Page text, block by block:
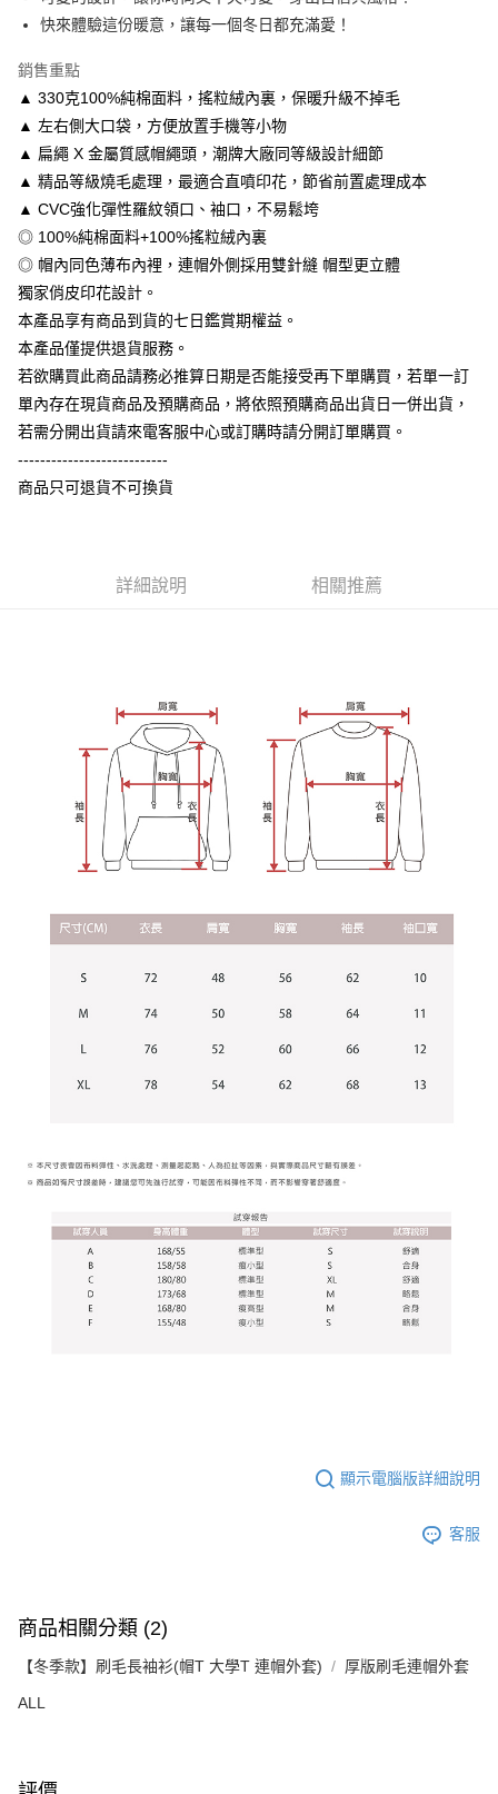
匯豐（台灣）商業銀行
華泰商業銀行
聯邦商業銀行
遠東國際商業銀行
元大商業銀行
台新國際商業銀行
中國信託商業銀行
台灣樂天信用卡公司
臺灣中小企業銀行
台中商業銀行
聯邦商業銀行
元大商業銀行
永豐商業銀行
玉山商業銀行
星展（台灣）商業銀行
中國信託商業銀行
台灣樂天信用卡公司
上海商業儲蓄銀行
台北富邦商業銀行
國泰世華商業銀行
兆豐國際商業銀行
匯豐（台灣）商業銀行
聯邦商業銀行
遠東國際商業銀行
元大商業銀行
永豐商業銀行
玉山商業銀行
星展（台灣）商業銀行
台新國際商業銀行
中國信託商業銀行
LINE Pay
街口支付
悠遊付
Google Pay
全盈+PAY
大哥付你分期
相關說明
1.本服務由台灣大哥大提供，台灣大哥大用戶可立即使用無須另外申請。
2.付款方式選擇「大哥付你分期」，訂單成立後會自動跳轉到大哥付的交易
流程，驗證手機門號後，選擇欲分期的期數、繳款截止日，確認付款後即完
成交易。
3.實際核准額度、可分期數及費用金額請依後續交易確認頁面所載為準。
4.訂單成立30分鐘內，如未前往確認交易或遇審核未通過，訂單將自動取
【繳款方式說明】
資料（包含姓名、電話或地址）提供予台灣大哥大進項蒐集、處理及利用，
由本公司與您本人進行分期帳單所需資料之確認、核對及更正。
3.完整用戶服務條款，請詳閱以下連結：
https://oppay.tw/userRule
AFTEE先享後付
相關說明
【關於「AFTEE先享後付」】
AFTEE先享後付是「在收到商品之後才付款」的支付方式。 讓您購物簡單
１．簡單：不需註冊會員、不需綁卡、不需儲值。
２．便利：只要手機號碼，簡訊認證，即可結帳。
３．安心：先確認商品／服務後，再付款。
２．訂單成立數日內，您將收到繳費通知簡訊。
３．收到繳費通知簡訊後14天內，點擊此簡訊中的連結，可透過四大超商／
※ 交易是否成功請以「AFTEE先享後付 」之結帳頁面顯示為準，若有關於
是否繳費成功／繳費後需取消欲退款等相關疑問，請聯繫「AFTEE先享後付
https://netprotections.freshdesk.com/support/home
１．透過由恩沛科技股份有限公司提供之「AFTEE先享後付」服務完成之交
易，需依本服務之必要範圍內提供個人資料，並將交易相關給付款項請求債
權轉讓予恩沛科技股份有限公司。
２．關於個人資料處理事宜，請瀏覽以下網址：
「AFTEE先享後付」，若未經同意申辦者引起之損失，本公司不負相關責
時審查核予不同之上限額度；若仍有額度不足之情形，本公司將視審查結果
５．嚴禁一人註冊多個帳號或使用他人資訊註冊。若發現惡意使用之情形，
ATM付款
全家付款取貨
每筆NT$60，滿NT$899(含以上)免運費
每筆NT$60，滿NT$899(含以上)免運費
每筆NT$65，滿NT$899(含以上)免運費
快來體驗這份暖意，讓每一個冬日都充滿愛！
銷售重點
▲ 330克100%純棉面料，搖粒絨內裏，保暖升級不掉毛
▲ 左右側大口袋，方便放置手機等小物
▲ 扁繩 X 金屬質感帽繩頭，潮牌大廠同等級設計細節
▲ 精品等級燒毛處理，最適合直噴印花，節省前置處理成本
▲ CVC強化彈性羅紋領口、袖口，不易鬆垮
◎ 100%純棉面料+100%搖粒絨內裏
◎ 帽內同色薄布內裡，連帽外側採用雙針縫 帽型更立體
獨家俏皮印花設計。
本產品享有商品到貨的七日鑑賞期權益。
本產品僅提供退貨服務。
若欲購買此商品請務必推算日期是否能接受再下單購買，若單一訂
單內存在現貨商品及預購商品，將依照預購商品出貨日一併出貨，
若需分開出貨請來電客服中心或訂購時請分開訂單購買。
---------------------------
商品只可退貨不可換貨
詳細說明 相關推薦
顯示電腦版詳細說明
客服
商品相關分類 (2)
【冬季款】刷毛長袖衫(帽T 大學T 連帽外套) 厚版刷毛連帽外套
ALL